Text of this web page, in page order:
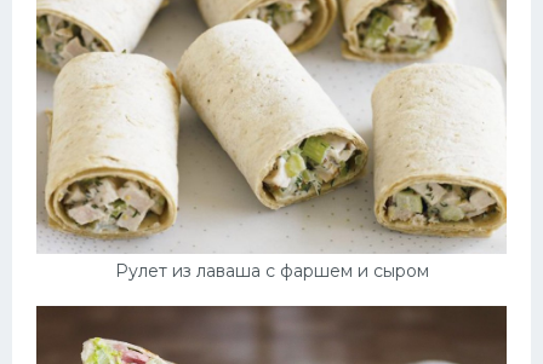
Рулет из лаваша с фаршем и сыром